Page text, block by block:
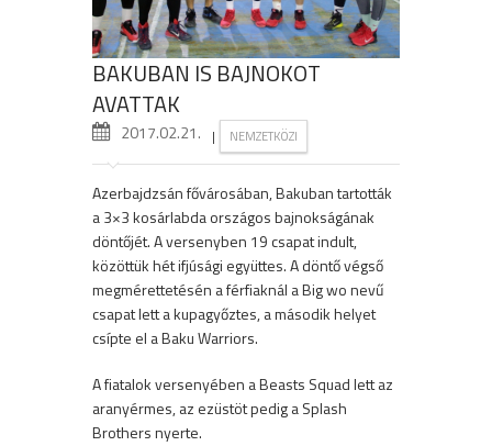
BAKUBAN IS BAJNOKOT
AVATTAK
2017.02.21. | NEMZETKÖZI
Azerbajdzsán fővárosában, Bakuban tartották
a 3×3 kosárlabda országos bajnokságának
döntőjét. A versenyben 19 csapat indult,
közöttük hét ifjúsági együttes. A döntő végső
megmérettetésén a férfiaknál a Big wo nevű
csapat lett a kupagyőztes, a második helyet
csípte el a Baku Warriors.
A fiatalok versenyében a Beasts Squad lett az
aranyérmes, az ezüstöt pedig a Splash
Brothers nyerte.